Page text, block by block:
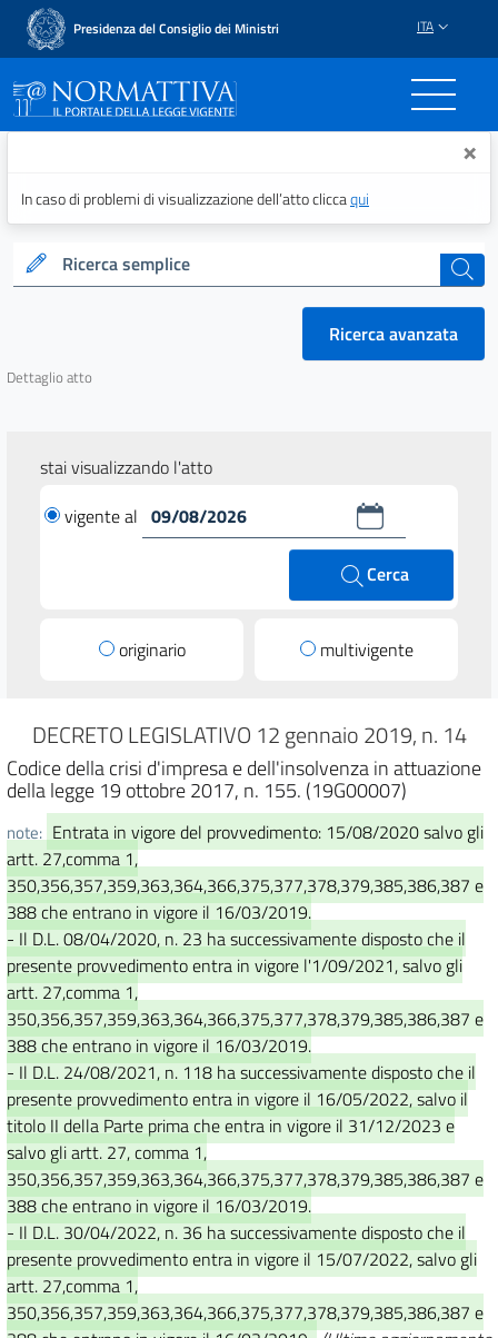
Presidenza del Consiglio dei Ministri ITA
Normattiva - Il portale ×
In caso di problemi di visualizzazione dell’atto cliccaqui
Ricerca semplice cerca
Ricerca avanzata
Dettaglio atto
stai visualizzando l'atto
vigente al
Cerca
originario multivigente
DECRETO LEGISLATIVO 12 gennaio 2019, n. 14
Codice della crisi d'impresa e dell'insolvenza in attuazione
della legge 19 ottobre 2017, n. 155. (19G00007)
note: Entrata in vigore del provvedimento: 15/08/2020 salvo gli
artt. 27,comma 1,
350,356,357,359,363,364,366,375,377,378,379,385,386,387 e
388 che entrano in vigore il 16/03/2019.
- Il D.L. 08/04/2020, n. 23 ha successivamente disposto che il
presente provvedimento entra in vigore l'1/09/2021, salvo gli
artt. 27,comma 1,
350,356,357,359,363,364,366,375,377,378,379,385,386,387 e
388 che entrano in vigore il 16/03/2019.
- Il D.L. 24/08/2021, n. 118 ha successivamente disposto che il
presente provvedimento entra in vigore il 16/05/2022, salvo il
titolo II della Parte prima che entra in vigore il 31/12/2023 e
salvo gli artt. 27, comma 1,
350,356,357,359,363,364,366,375,377,378,379,385,386,387 e
388 che entrano in vigore il 16/03/2019.
- Il D.L. 30/04/2022, n. 36 ha successivamente disposto che il
presente provvedimento entra in vigore il 15/07/2022, salvo gli
artt. 27,comma 1,
350,356,357,359,363,364,366,375,377,378,379,385,386,387 e